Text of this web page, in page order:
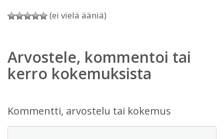
(ei vielä ääniä)
Arvostele, kommentoi tai
kerro kokemuksista
Kommentti, arvostelu tai kokemus